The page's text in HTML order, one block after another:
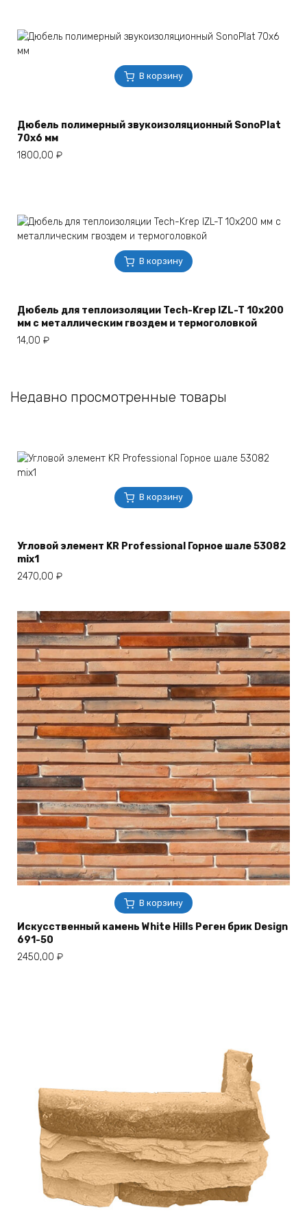
В корзину
Дюбель полимерный звукоизоляционный SonoPlat
70х6 мм
1800,00 ₽
В корзину
Дюбель для теплоизоляции Tech-Krep IZL-T 10х200
мм с металлическим гвоздем и термоголовкой
14,00 ₽
Недавно просмотренные товары
В корзину
Угловой элемент KR Professional Горное шале 53082
mix1
2470,00 ₽
В корзину
Искусственный камень White Hills Реген брик Design
691-50
2450,00 ₽